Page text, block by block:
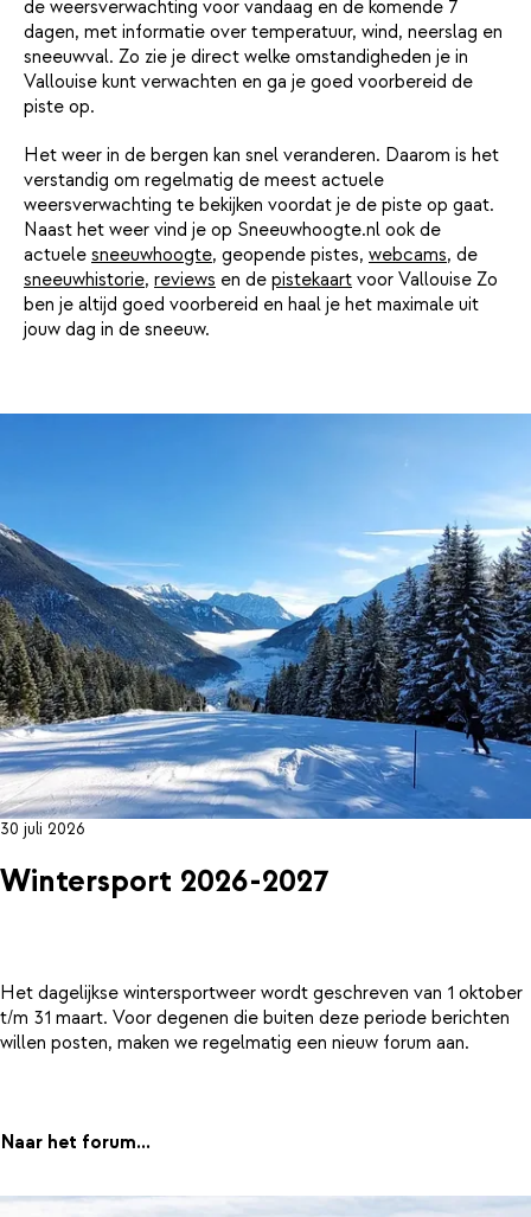
de weersverwachting voor vandaag en de komende 7
dagen, met informatie over temperatuur, wind, neerslag en
sneeuwval. Zo zie je direct welke omstandigheden je in
Vallouise kunt verwachten en ga je goed voorbereid de
piste op.
Het weer in de bergen kan snel veranderen. Daarom is het
verstandig om regelmatig de meest actuele
weersverwachting te bekijken voordat je de piste op gaat.
Naast het weer vind je op Sneeuwhoogte.nl ook de
actuele sneeuwhoogte, geopende pistes, webcams, de
sneeuwhistorie, reviews en de pistekaart voor Vallouise Zo
ben je altijd goed voorbereid en haal je het maximale uit
jouw dag in de sneeuw.
30 juli 2026
Wintersport 2026-2027
Het dagelijkse wintersportweer wordt geschreven van 1 oktober
t/m 31 maart. Voor degenen die buiten deze periode berichten
willen posten, maken we regelmatig een nieuw forum aan.
Naar het forum...